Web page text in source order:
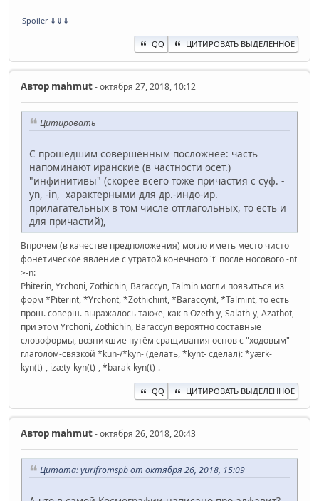
Spoiler ⇓⇓⇓
QQ ЦИТИРОВАТЬ ВЫДЕЛЕННОЕ
Автор mahmut- октября 27, 2018, 10:12
Цитировать
С прошедшим совершённым посложнее: часть
напоминают иранские (в частности осет.)
"инфинитивы" (скорее всего тоже причастия с суф. -
yn, -in, характерными для др.-индо-ир.
прилагательных в том числе отглагольных, то есть и
для причастий),
Впрочем (в качестве предположения) могло иметь место чисто
фонетическое явление с утратой конечного 't' после носового -nt
>-n:
Phiterin, Yrchoni, Zothichin, Baraccyn, Talmin могли появиться из
форм *Piterint, *Yrchont, *Zothichint, *Baraccynt, *Talmint, то есть
прош. соверш. выражалось также, как в Ozeth-y, Salath-y, Azathot,
при этом Yrchoni, Zothichin, Baraccyn вероятно составные
словоформы, возникшие путём сращивания основ с "ходовым"
глаголом-связкой *kun-/*kyn- (делать, *kynt- сделал): *yærk-
kyn(t)-, izæty-kyn(t)-, *barak-kyn(t)-.
QQ ЦИТИРОВАТЬ ВЫДЕЛЕННОЕ
Автор mahmut- октября 26, 2018, 20:43
Цитата: yurifromspb от октября 26, 2018, 15:09